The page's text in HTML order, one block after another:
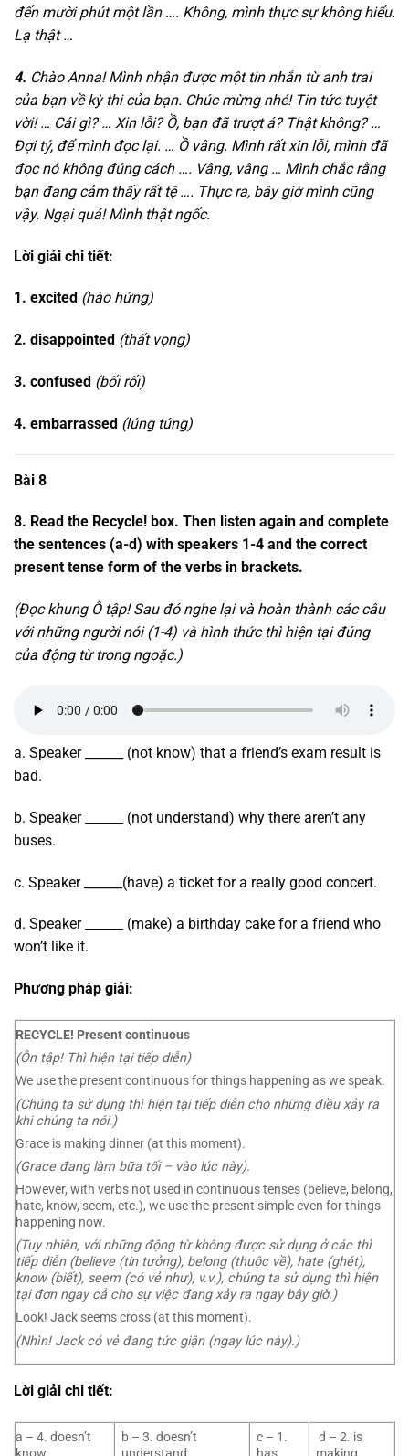
đến mười phút một lần …. Không, mình thực sự không hiểu.
Lạ thật …
4. Chào Anna! Mình nhận được một tin nhắn từ anh trai
của bạn về kỳ thi của bạn. Chúc mừng nhé! Tin tức tuyệt
vời! … Cái gì? … Xin lỗi? Ồ, bạn đã trượt á? Thật không? …
Đợi tý, để mình đọc lại. … Ồ vâng. Mình rất xin lỗi, mình đã
đọc nó không đúng cách …. Vâng, vâng … Mình chắc rằng
bạn đang cảm thấy rất tệ …. Thực ra, bây giờ mình cũng
vậy. Ngại quá! Mình thật ngốc.
Lời giải chi tiết:
1. excited (hào hứng)
2. disappointed (thất vọng)
3. confused (bối rối)
4. embarrassed (lúng túng)
Bài 8
8. Read the Recycle! box. Then listen again and complete
the sentences (a-d) with speakers 1-4 and the correct
present tense form of the verbs in brackets.
(Đọc khung Ô tập! Sau đó nghe lại và hoàn thành các câu
với những người nói (1-4) và hình thức thì hiện tại đúng
của động từ trong ngoặc.)
a. Speaker ______ (not know) that a friend’s exam result is
bad.
b. Speaker ______ (not understand) why there aren’t any
buses.
c. Speaker ______(have) a ticket for a really good concert.
d. Speaker ______ (make) a birthday cake for a friend who
won’t like it.
Phương pháp giải:
RECYCLE! Present continuous
(Ôn tập! Thì hiện tại tiếp diễn)
We use the present continuous for things happening as we speak.
(Chúng ta sử dụng thì hiện tại tiếp diễn cho những điều xảy ra
khi chúng ta nói.)
Grace is making dinner (at this moment).
(Grace đang làm bữa tối – vào lúc này).
However, with verbs not used in continuous tenses (believe, belong,
hate, know, seem, etc.), we use the present simple even for things
happening now.
(Tuy nhiên, với những động từ không được sử dụng ở các thì
tiếp diễn (believe (tin tưởng), belong (thuộc về), hate (ghét),
know (biết), seem (có vẻ như), v.v.), chúng ta sử dụng thì hiện
tại đơn ngay cả cho sự việc đang xảy ra ngay bây giờ.)
Look! Jack seems cross (at this moment).
(Nhìn! Jack có vẻ đang tức giận (ngay lúc này).)
Lời giải chi tiết:
a – 4. doesn’t
b – 3. doesn’t
c – 1.
d – 2. is